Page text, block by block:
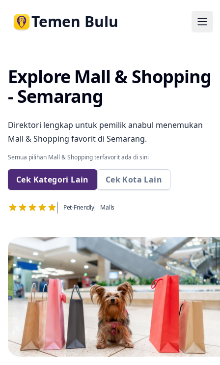
Temen Bulu
Explore Mall & Shopping
- Semarang
Direktori lengkap untuk pemilik anabul menemukan
Mall & Shopping favorit di Semarang.
Semua pilihan Mall & Shopping terfavorit ada di sini
Cek Kategori Lain Cek Kota Lain
Pet-Friendly Malls